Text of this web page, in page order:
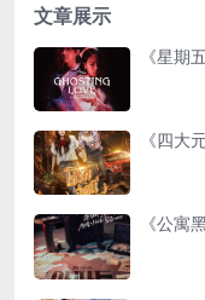
文章展示
《星期
《四大
《公寓